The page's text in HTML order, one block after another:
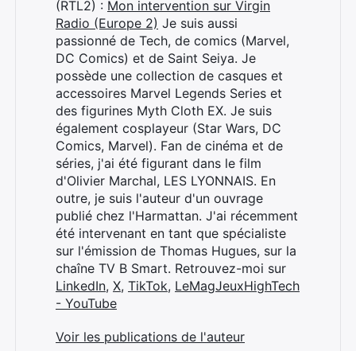
(RTL2) : Mon intervention sur Virgin
Radio (Europe 2) Je suis aussi
passionné de Tech, de comics (Marvel,
DC Comics) et de Saint Seiya. Je
possède une collection de casques et
accessoires Marvel Legends Series et
des figurines Myth Cloth EX. Je suis
également cosplayeur (Star Wars, DC
Comics, Marvel). Fan de cinéma et de
séries, j'ai été figurant dans le film
d'Olivier Marchal, LES LYONNAIS. En
outre, je suis l'auteur d'un ouvrage
publié chez l'Harmattan. J'ai récemment
été intervenant en tant que spécialiste
sur l'émission de Thomas Hugues, sur la
chaîne TV B Smart. Retrouvez-moi sur
LinkedIn, X, TikTok, LeMagJeuxHighTech
- YouTube
Voir les publications de l'auteur